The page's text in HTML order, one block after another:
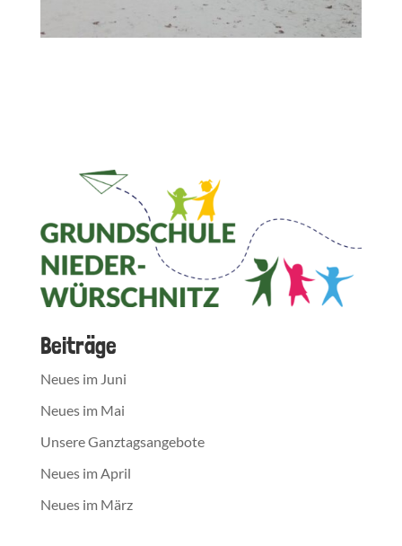
Beiträge
Neues im Juni
Neues im Mai
Unsere Ganztagsangebote
Neues im April
Neues im März